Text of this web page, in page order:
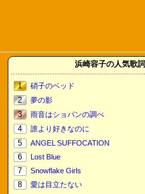
浜崎容子の人気歌詞
1
硝子のベッド
2
夢の影
3
雨音はショパンの調べ
4
誰より好きなのに
5
ANGEL SUFFOCATION
6
Lost Blue
7
Snowflake Girls
8
愛は目立たない